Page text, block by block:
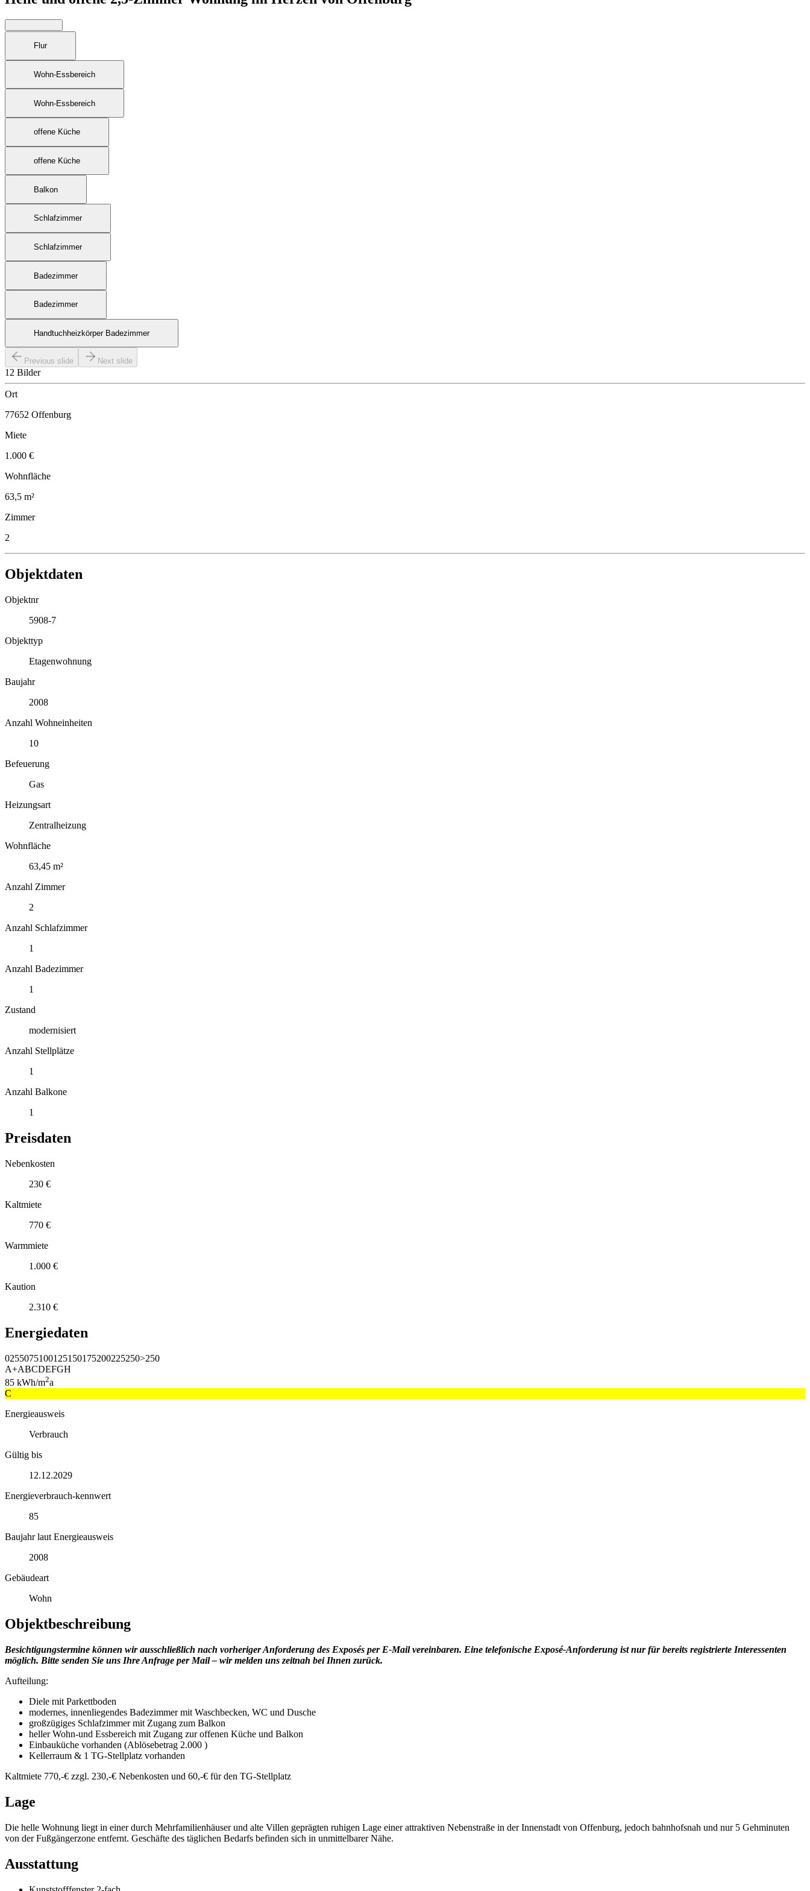
Flur
Wohn-Essbereich
Wohn-Essbereich
offene Küche
offene Küche
Balkon
Schlafzimmer
Schlafzimmer
Badezimmer
Badezimmer
Handtuchheizkörper Badezimmer
Previous slide Next slide
12 Bilder
Ort
77652 Offenburg
Miete
1.000 €
Wohnfläche
63,5 m²
Zimmer
2
Objektdaten
Objektnr
5908-7
Objekttyp
Etagenwohnung
Baujahr
2008
Anzahl Wohneinheiten
10
Befeuerung
Gas
Heizungsart
Zentralheizung
Wohnfläche
63,45 m²
Anzahl Zimmer
2
Anzahl Schlafzimmer
1
Anzahl Badezimmer
1
Zustand
modernisiert
Anzahl Stellplätze
1
Anzahl Balkone
1
Preisdaten
Nebenkosten
230 €
Kaltmiete
770 €
Warmmiete
1.000 €
Kaution
2.310 €
Energiedaten
0255075100125150175200225250>250
A+ABCDEFGH
85 kWh/m2a
C
Energieausweis
Verbrauch
Gültig bis
12.12.2029
Energieverbrauch-kennwert
85
Baujahr laut Energieausweis
2008
Gebäudeart
Wohn
Objektbeschreibung
Besichtigungstermine können wir ausschließlich nach vorheriger Anforderung des Exposés per E-Mail vereinbaren. Eine telefonische Exposé-Anforderung ist nur für bereits registrierte Interessenten
möglich. Bitte senden Sie uns Ihre Anfrage per Mail – wir melden uns zeitnah bei Ihnen zurück.
Aufteilung:
Diele mit Parkettboden
modernes, innenliegendes Badezimmer mit Waschbecken, WC und Dusche
großzügiges Schlafzimmer mit Zugang zum Balkon
heller Wohn-und Essbereich mit Zugang zur offenen Küche und Balkon
Einbauküche vorhanden (Ablösebetrag 2.000 )
Kellerraum & 1 TG-Stellplatz vorhanden
Kaltmiete 770,-€ zzgl. 230,-€ Nebenkosten und 60,-€ für den TG-Stellplatz
Lage
Die helle Wohnung liegt in einer durch Mehrfamilienhäuser und alte Villen geprägten ruhigen Lage einer attraktiven Nebenstraße in der Innenstadt von Offenburg, jedoch bahnhofsnah und nur 5 Gehminuten
von der Fußgängerzone entfernt. Geschäfte des täglichen Bedarfs befinden sich in unmittelbarer Nähe.
Ausstattung